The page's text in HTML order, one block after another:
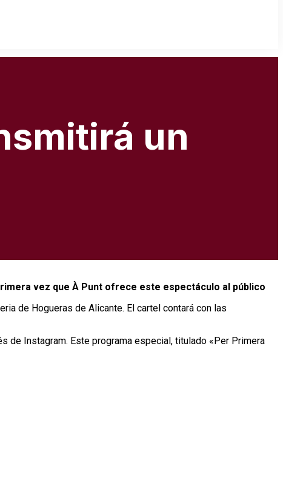
un
vez que À Punt ofrece este espectáculo al público
de Hogueras de Alicante. El cartel contará con las
de Instagram. Este programa especial, titulado «Per Primera